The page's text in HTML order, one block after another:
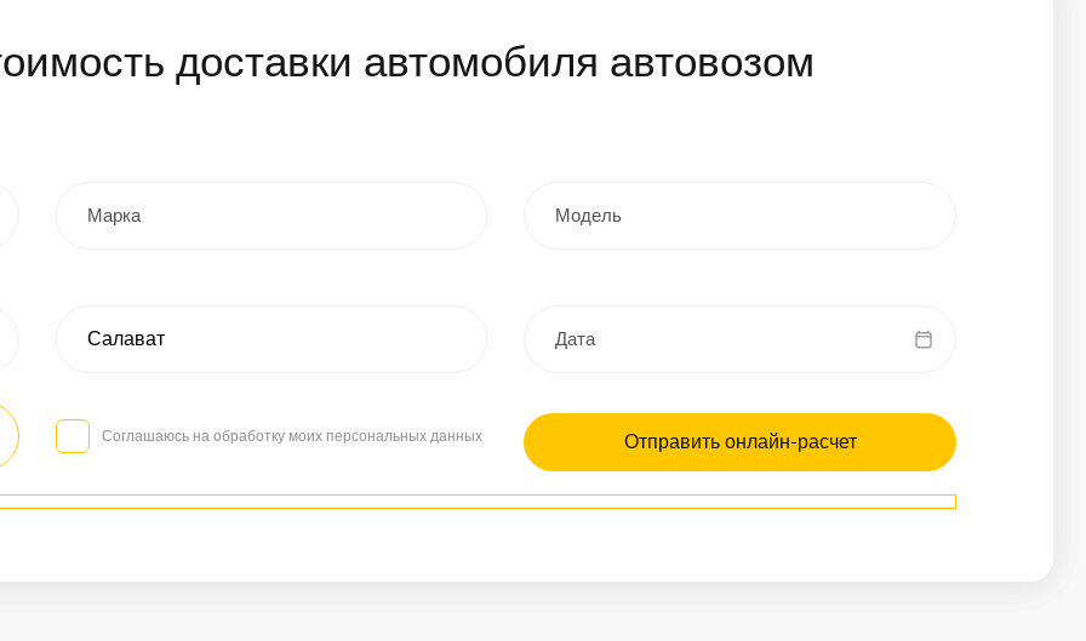
доставки автомобиля автовозом
Соглашаюсь на обработку моих персональных данных